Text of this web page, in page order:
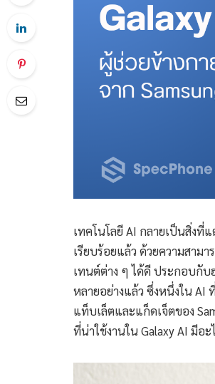
เทคโนโลยี AI กลายเป็นสิ่ง
เรียบร้อยแล้ว ด้วยความสาม
เทนต์ต่าง ๆ ได้ดี ประกอบกับ
หลายอย่างแล้ว ซึ่งหนึ่งใน AI
แท็บเล็ตและแก็ดเจ็ตของ
ที่น่าใช้งานใน Galaxy AI มีอะ